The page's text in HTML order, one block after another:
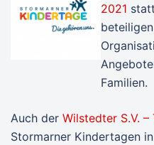
2021
Familien.
Auch der Wilstedter S.V. –
Stormarner Kindertagen